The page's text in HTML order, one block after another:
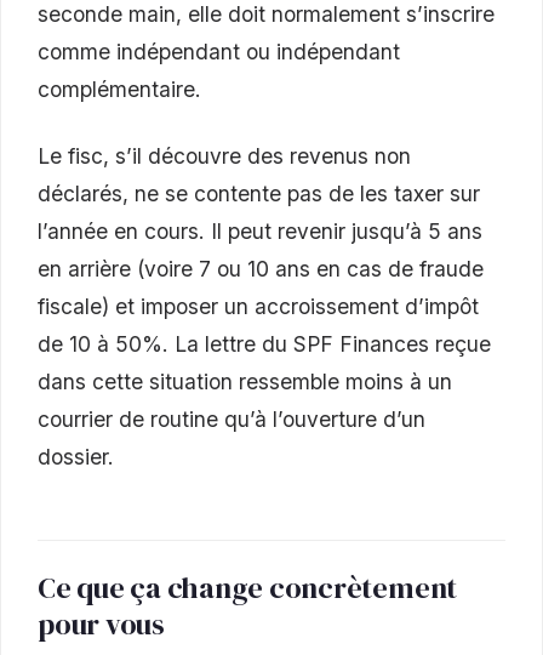
seconde main, elle doit normalement s’inscrire
comme indépendant ou indépendant
complémentaire.
Le fisc, s’il découvre des revenus non
déclarés, ne se contente pas de les taxer sur
l’année en cours. Il peut revenir jusqu’à 5 ans
en arrière (voire 7 ou 10 ans en cas de fraude
fiscale) et imposer un accroissement d’impôt
de 10 à 50%. La lettre du SPF Finances reçue
dans cette situation ressemble moins à un
courrier de routine qu’à l’ouverture d’un
dossier.
Ce que ça change concrètement
pour vous